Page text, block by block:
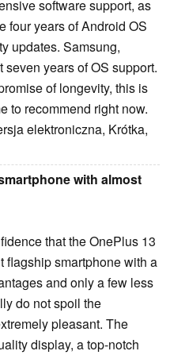
software support, as
four years of Android OS
updates. Samsung,
years of OS support.
of longevity, this is
to recommend right now.
elektroniczna, Krótka,
with almost
that the OnePlus 13
flagship smartphone with a
and only a few less
do not spoil the
pleasant. The
display, a top-notch